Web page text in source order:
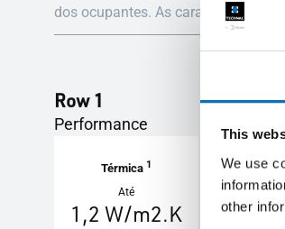
This
We use
other
dos ocupantes. As características
Row 1
Performance
Térmica 1
Até
1,2 W/m2.K
Até
37